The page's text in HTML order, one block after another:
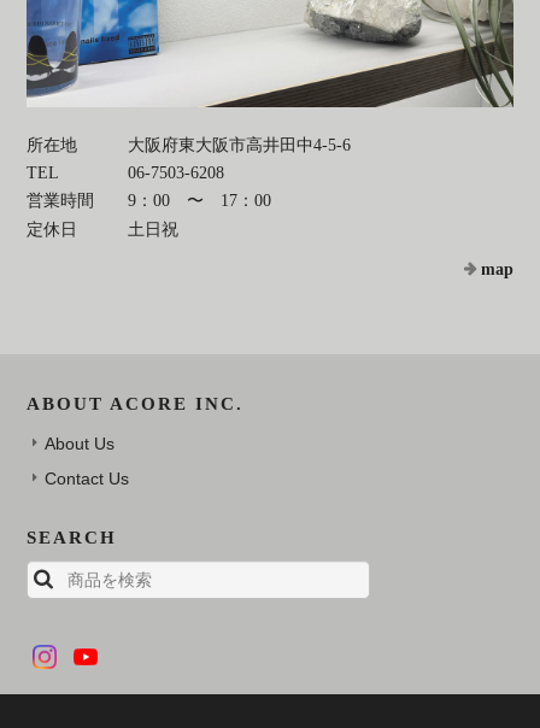
所在地
大阪府東大阪市高井田中4-5-6
TEL
06-7503-6208
営業時間
9：00 〜 17：00
定休日
土日祝
map
ABOUT ACORE INC.
About Us
Contact Us
SEARCH